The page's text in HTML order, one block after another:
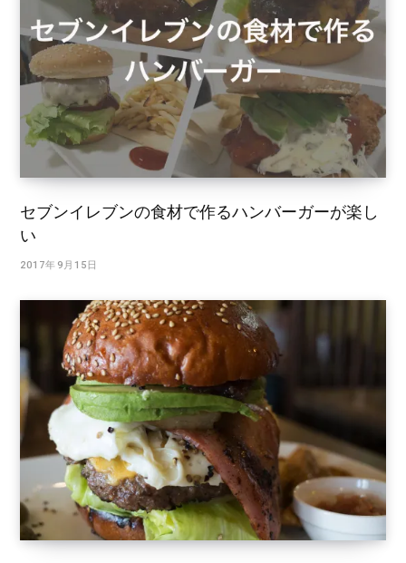
セブンイレブンの食材で作るハンバーガーが楽し
い
2017年9月15日